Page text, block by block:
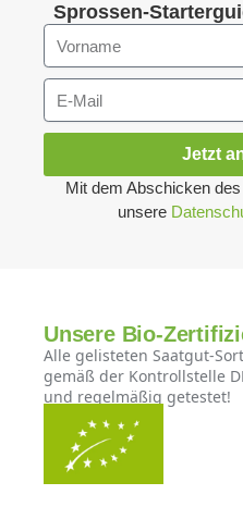
Sprossen-
Jetzt
Mit dem Abschicken
unsere
Unsere Bio-
Alle gelisteten Saatgut-
gemäß der Kontrollstelle
und regelmäßig getestet!